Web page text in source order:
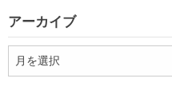
アーカイブ
ー